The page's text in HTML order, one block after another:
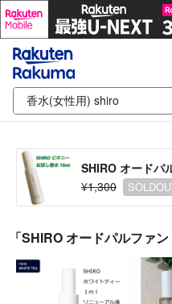
SHIRO オード
¥1,300
「SHIRO オードパルファ